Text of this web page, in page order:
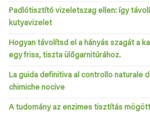
Padlótisztító vizeletszag ellen: így
kutyavizelet
Hogyan távolítsd el a hányás szagát a
egy friss, tiszta ülőgarnitúrához.
La guida definitiva al controllo naturale
chimiche nocive
A tudomány az enzimes tisztítás